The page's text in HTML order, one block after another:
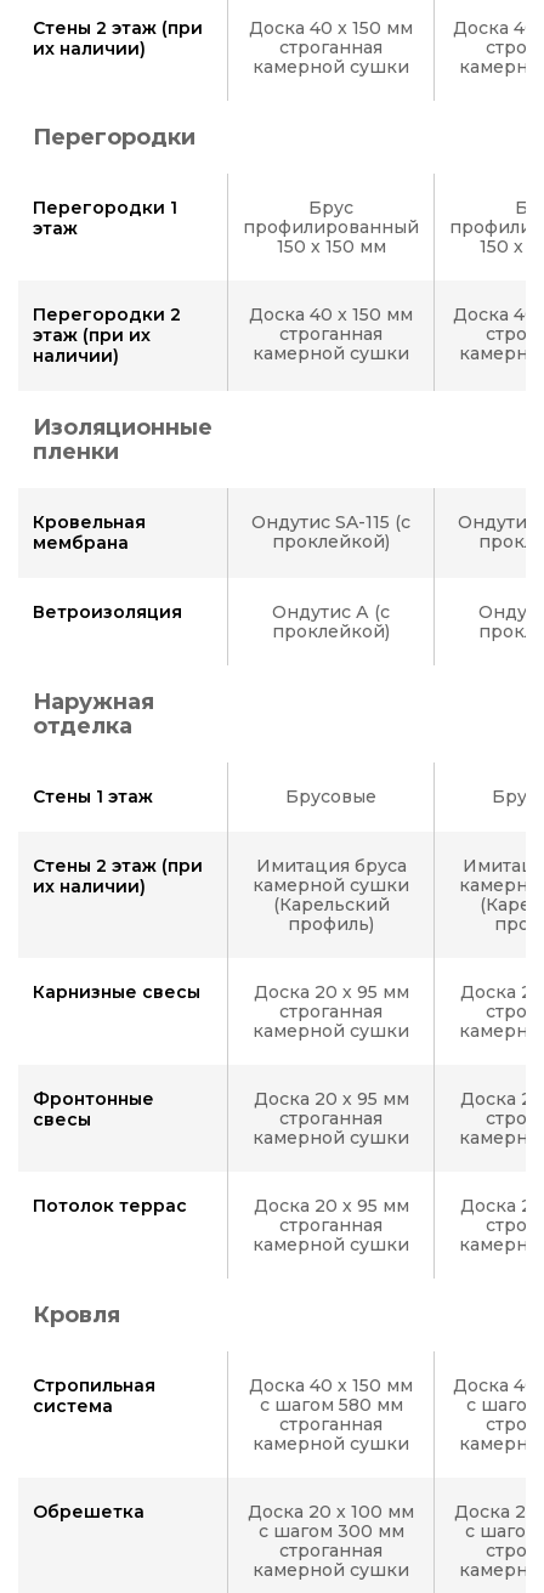
Стены 2 этаж (при
их наличии)
Доска 40 x 150 мм
строганная
камерной сушки
Доска 40
Перегородки
Перегородки 1
этаж
Брус
профилированный
150 х 150 мм
150 х
Перегородки 2
этаж (при их
наличии)
Доска 40 x 150 мм
строганная
камерной сушки
Доска 40
Изоляционные
пленки
Кровельная
мембрана
Ондутис SA-115 (с
проклейкой)
Ондутис
Ветроизоляция
Ондутис А (с
проклейкой)
Наружная
отделка
Стены 1 этаж Брусовые
Стены 2 этаж (при
их наличии)
Имитация бруса
камерной сушки
(Карельский
профиль)
Карнизные свесы
Доска 20 х 95 мм
строганная
камерной сушки
Доска
Фронтонные
свесы
Доска 20 х 95 мм
строганная
камерной сушки
Доска
Потолок террас
Доска 20 х 95 мм
строганная
камерной сушки
Доска
Кровля
Стропильная
система
Доска 40 х 150 мм
с шагом 580 мм
строганная
камерной сушки
Доска 40
с
Обрешетка
Доска 20 х 100 мм
с шагом 300 мм
строганная
камерной сушки
Доска 20
с